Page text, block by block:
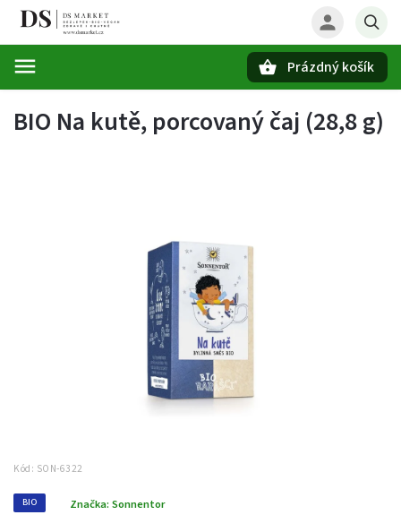
Prázdný košík
BIO Na kutě, porcovaný čaj (28,8 g)
Kód: SON-6322
BIO Značka: Sonnentor